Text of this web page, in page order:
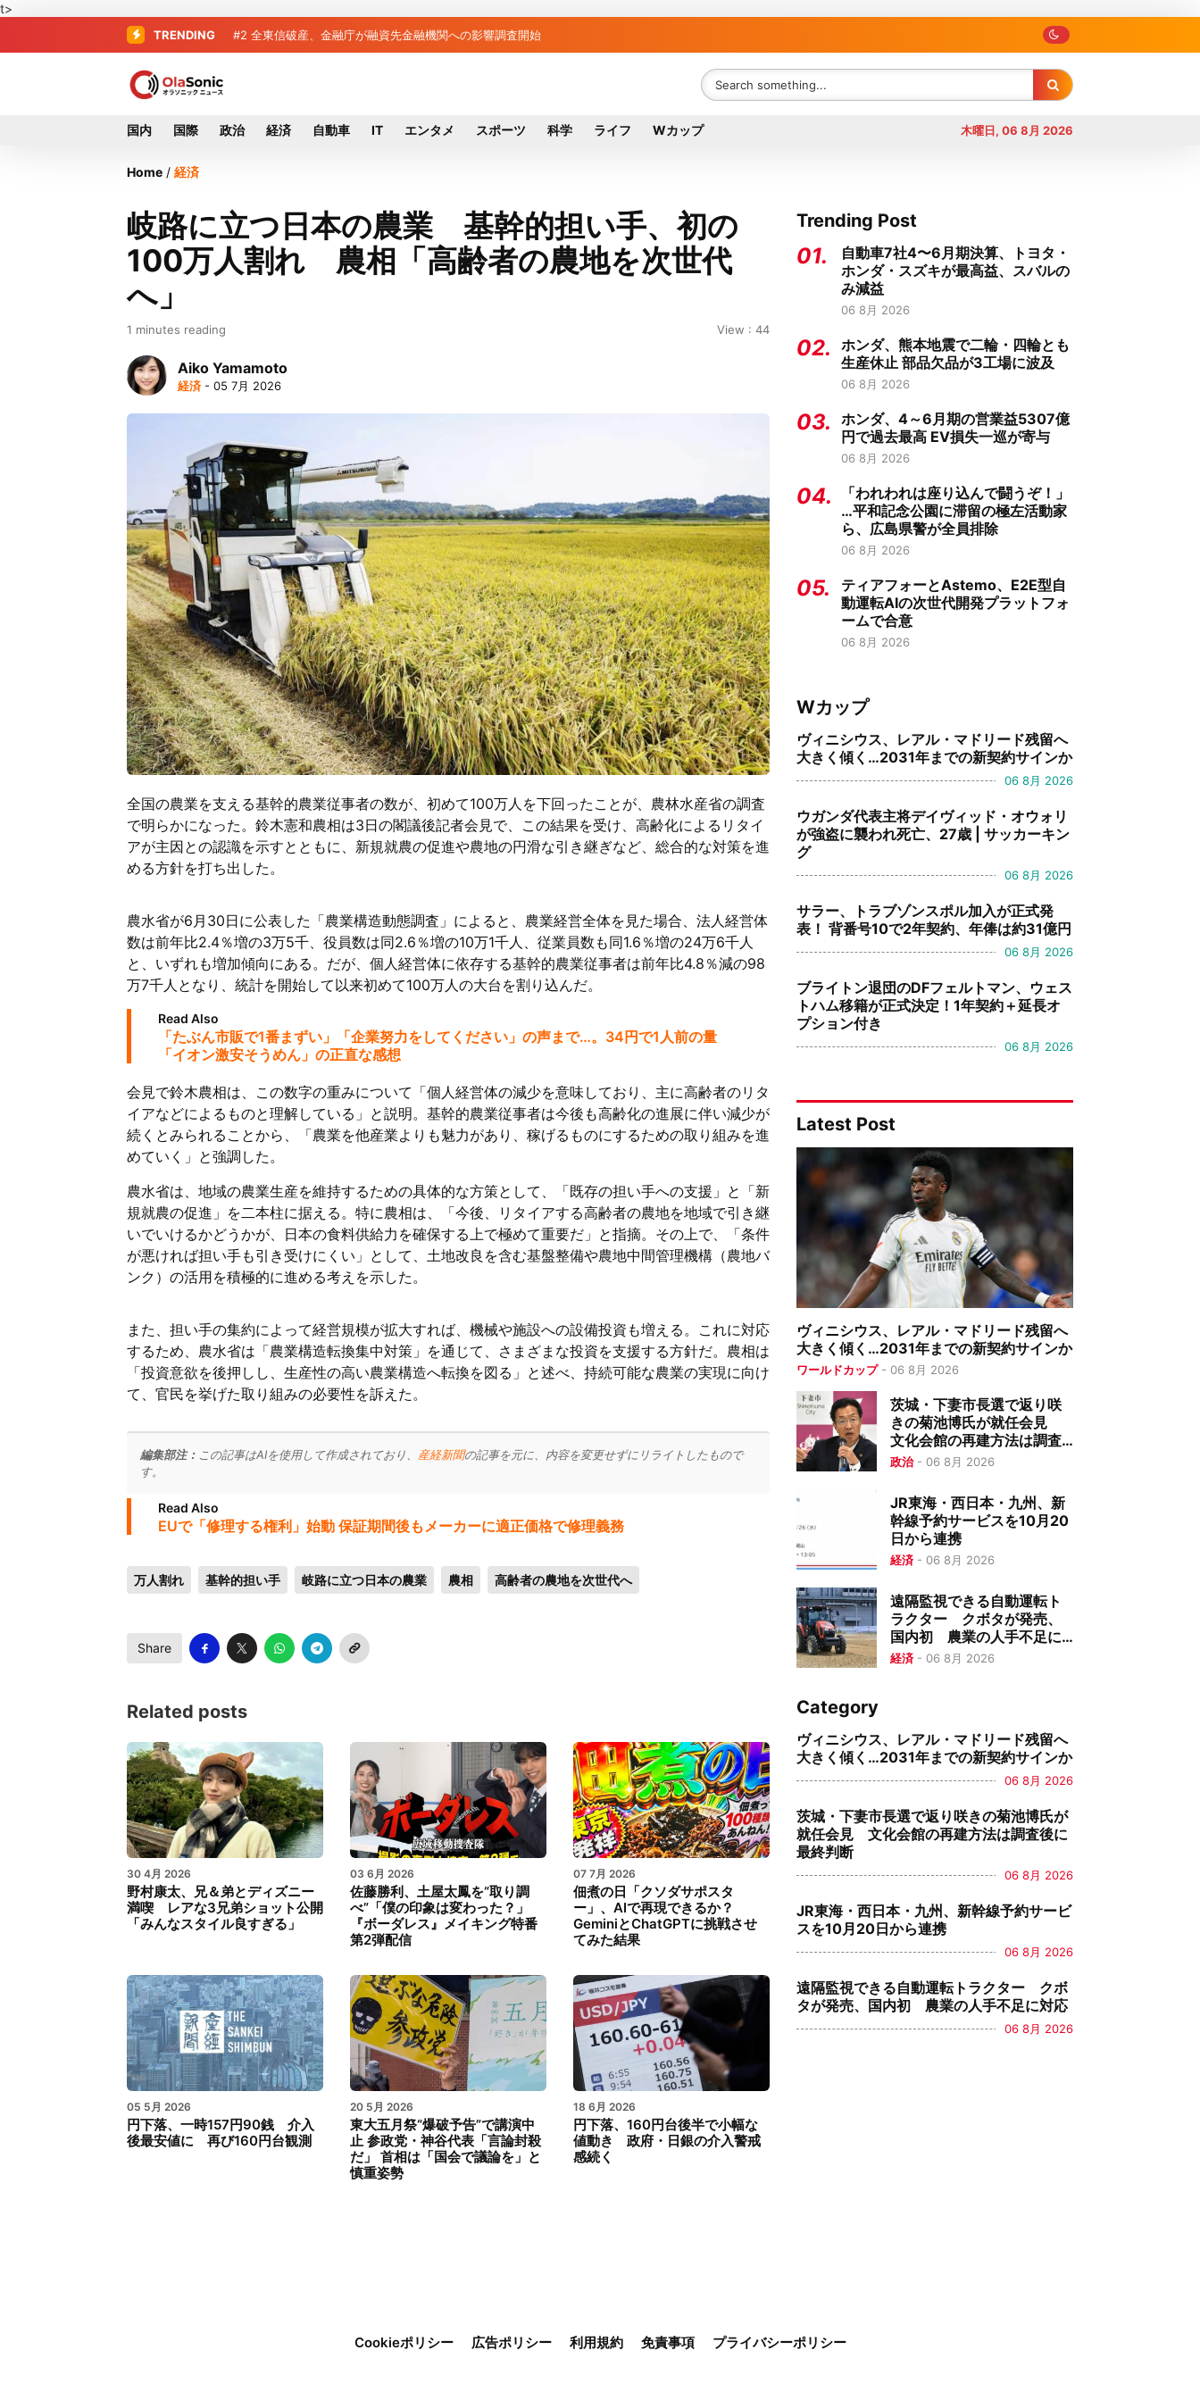
t>
TRENDING #2 全東信破産、金融庁が融資先金融機関への影響調査開始
#3 破産した全東信、債権者63金融機関リスト判明 銀行が半数、最大は近畿産業信組
国内 国際 政治 経済 自動車 IT エンタメ スポーツ 科学 ライフ Wカップ 木曜日, 06 8月 2026
Home / 経済
岐路に立つ日本の農業 基幹的担い手、初の
100万人割れ 農相「高齢者の農地を次世代
へ」
1 minutes reading View : 44
Aiko Yamamoto
経済 - 05 7月 2026
全国の農業を支える基幹的農業従事者の数が、初めて100万人を下回ったことが、農林水産省の調査
で明らかになった。鈴木憲和農相は3日の閣議後記者会見で、この結果を受け、高齢化によるリタイ
アが主因との認識を示すとともに、新規就農の促進や農地の円滑な引き継ぎなど、総合的な対策を進
める方針を打ち出した。
農水省が6月30日に公表した「農業構造動態調査」によると、農業経営全体を見た場合、法人経営体
数は前年比2.4％増の3万5千、役員数は同2.6％増の10万1千人、従業員数も同1.6％増の24万6千人
と、いずれも増加傾向にある。だが、個人経営体に依存する基幹的農業従事者は前年比4.8％減の98
万7千人となり、統計を開始して以来初めて100万人の大台を割り込んだ。
Read Also
「たぶん市販で1番まずい」「企業努力をしてください」の声まで…。34円で1人前の量
「イオン激安そうめん」の正直な感想
会見で鈴木農相は、この数字の重みについて「個人経営体の減少を意味しており、主に高齢者のリタ
イアなどによるものと理解している」と説明。基幹的農業従事者は今後も高齢化の進展に伴い減少が
続くとみられることから、「農業を他産業よりも魅力があり、稼げるものにするための取り組みを進
めていく」と強調した。
農水省は、地域の農業生産を維持するための具体的な方策として、「既存の担い手への支援」と「新
規就農の促進」を二本柱に据える。特に農相は、「今後、リタイアする高齢者の農地を地域で引き継
いでいけるかどうかが、日本の食料供給力を確保する上で極めて重要だ」と指摘。その上で、「条件
が悪ければ担い手も引き受けにくい」として、土地改良を含む基盤整備や農地中間管理機構（農地バ
ンク）の活用を積極的に進める考えを示した。
また、担い手の集約によって経営規模が拡大すれば、機械や施設への設備投資も増える。これに対応
するため、農水省は「農業構造転換集中対策」を通じて、さまざまな投資を支援する方針だ。農相は
「投資意欲を後押しし、生産性の高い農業構造へ転換を図る」と述べ、持続可能な農業の実現に向け
て、官民を挙げた取り組みの必要性を訴えた。
編集部注： この記事はAIを使用して作成されており、 産経新聞の記事を元に、内容を変更せずにリライトしたもので
す。
Read Also
EUで「修理する権利」始動 保証期間後もメーカーに適正価格で修理義務
万人割れ 基幹的担い手 岐路に立つ日本の農業 農相 高齢者の農地を次世代へ
Share
Related posts
30 4月 2026
野村康太、兄＆弟とディズニー
満喫 レアな3兄弟ショット公開
「みんなスタイル良すぎる」
03 6月 2026
佐藤勝利、土屋太鳳を“取り調
べ”「僕の印象は変わった？」
『ボーダレス』メイキング特番
第2弾配信
07 7月 2026
佃煮の日「クソダサポスタ
ー」、AIで再現できるか？
GeminiとChatGPTに挑戦させ
てみた結果
05 5月 2026
円下落、一時157円90銭 介入
後最安値に 再び160円台観測
20 5月 2026
東大五月祭“爆破予告”で講演中
止 参政党・神谷代表「言論封殺
だ」 首相は「国会で議論を」と
慎重姿勢
18 6月 2026
円下落、160円台後半で小幅な
値動き 政府・日銀の介入警戒
感続く
Trending Post
01.
自動車7社4〜6月期決算、トヨタ・
ホンダ・スズキが最高益、スバルの
み減益
06 8月 2026
02.
ホンダ、熊本地震で二輪・四輪とも
生産休止 部品欠品が3工場に波及
06 8月 2026
03.
ホンダ、4～6月期の営業益5307億
円で過去最高 EV損失一巡が寄与
06 8月 2026
04.
「われわれは座り込んで闘うぞ！」
…平和記念公園に滞留の極左活動家
ら、広島県警が全員排除
06 8月 2026
05.
ティアフォーとAstemo、E2E型自
動運転AIの次世代開発プラットフォ
ームで合意
06 8月 2026
Wカップ
ヴィニシウス、レアル・マドリード残留へ
大きく傾く…2031年までの新契約サインか
06 8月 2026
ウガンダ代表主将デイヴィッド・オウォリ
が強盗に襲われ死亡、27歳 | サッカーキン
グ
06 8月 2026
サラー、トラブゾンスポル加入が正式発
表！ 背番号10で2年契約、年俸は約31億円
06 8月 2026
ブライトン退団のDFフェルトマン、ウェス
トハム移籍が正式決定！1年契約＋延長オ
プション付き
06 8月 2026
Latest Post
ヴィニシウス、レアル・マドリード残留へ
大きく傾く…2031年までの新契約サインか
ワールドカップ- 06 8月 2026
茨城・下妻市長選で返り咲
きの菊池博氏が就任会見
文化会館の再建方法は調査
後に最終判断
政治- 06 8月 2026
JR東海・西日本・九州、新
幹線予約サービスを10月20
日から連携
経済 - 06 8月 2026
遠隔監視できる自動運転ト
ラクター クボタが発売、
国内初 農業の人手不足に
対応
経済 - 06 8月 2026
Category
ヴィニシウス、レアル・マドリード残留へ
大きく傾く…2031年までの新契約サインか
06 8月 2026
茨城・下妻市長選で返り咲きの菊池博氏が
就任会見 文化会館の再建方法は調査後に
最終判断
06 8月 2026
JR東海・西日本・九州、新幹線予約サービ
スを10月20日から連携
06 8月 2026
遠隔監視できる自動運転トラクター クボ
タが発売、国内初 農業の人手不足に対応
06 8月 2026
Cookieポリシー 広告ポリシー 利用規約 免責事項 プライバシーポリシー